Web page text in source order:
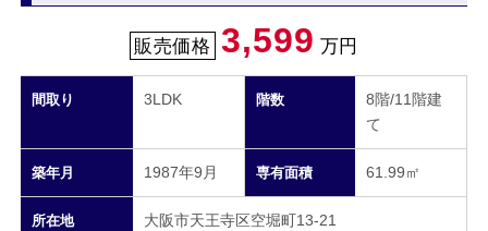
販売価格 3,599 万円
間取り 3LDK 階数
8階/11階建
て
築年月 1987年9月 専有面積 61.99㎡
所在地 大阪市天王寺区空堀町13-21